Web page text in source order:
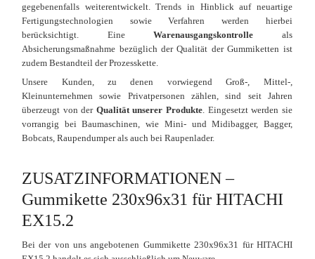
gegebenenfalls weiterentwickelt. Trends in Hinblick auf neuartige
Fertigungstechnologien sowie Verfahren werden hierbei
berücksichtigt. EineWarenausgangskontrolle als
Absicherungsmaßnahme bezüglich der Qualität der Gummiketten ist
zudem Bestandteil der Prozesskette.
Unsere Kunden, zu denen vorwiegend Groß-, Mittel-,
Kleinunternehmen sowie Privatpersonen zählen, sind seit Jahren
überzeugt von der Qualität unserer Produkte. Eingesetzt werden sie
vorrangig bei Baumaschinen, wie Mini- und Midibagger, Bagger,
Bobcats, Raupendumper als auch bei Raupenlader.
ZUSATZINFORMATIONEN –
Gummikette 230x96x31 für HITACHI
EX15.2
Bei der von uns angebotenen Gummikette 230x96x31 für HITACHI